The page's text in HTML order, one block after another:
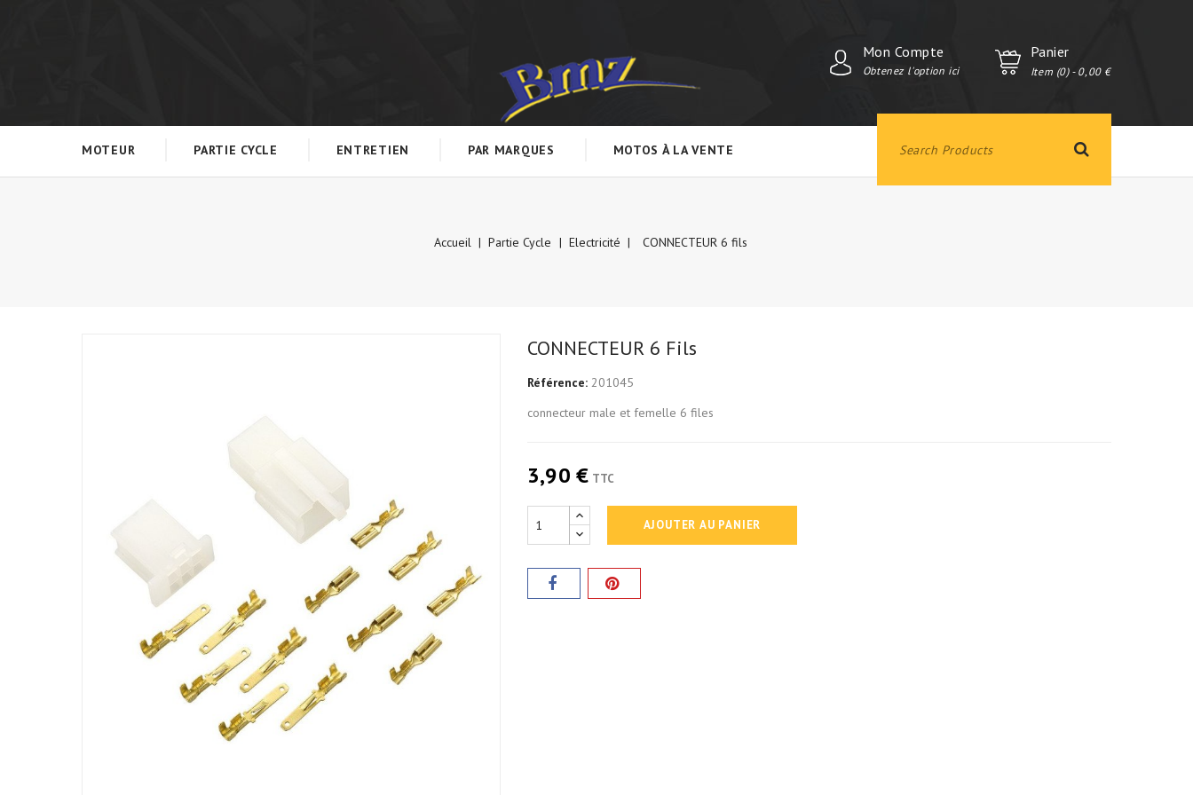
Panier
Item (0) - 0,00 €
Mon Compte
Obtenez l'option ici
MOTEUR PARTIE CYCLE ENTRETIEN PAR MARQUES MOTOS À LA VENTE
Accueil Partie Cycle Electricité CONNECTEUR 6 fils
CONNECTEUR 6 Fils
Référence: 201045
connecteur male et femelle 6 files
3,90 € TTC
AJOUTER AU PANIER